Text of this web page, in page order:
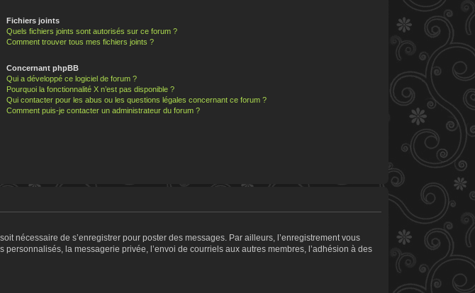
Fichiers joints
Quels fichiers joints sont autorisés sur ce forum ?
Comment trouver tous mes fichiers joints ?
Concernant phpBB
Qui a développé ce logiciel de forum ?
Pourquoi la fonctionnalité X n’est pas disponible ?
Qui contacter pour les abus ou les questions légales concernant ce forum ?
Comment puis-je contacter un administrateur du forum ?
nécessaire de s’enregistrer pour poster des messages. Par ailleurs, l’enregistrement vous
la messagerie privée, l’envoi de courriels aux autres membres, l’adhésion à des